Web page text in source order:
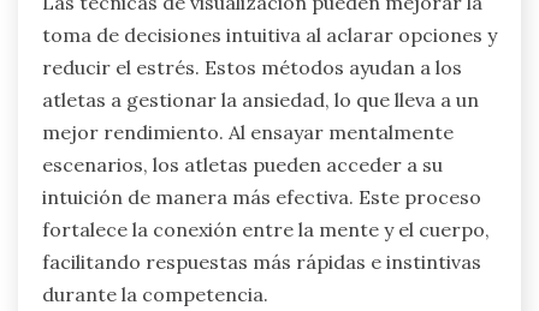
sus instintos. La visualización ayuda a crear
escenarios mentales que mejoran la toma de
decisiones bajo presión. El entrenamiento
sensorial, como participar en actividades que
agudizan la conciencia del cuerpo y el entorno,
también puede mejorar la capacidad de
respuesta en situaciones competitivas.
¿Cómo pueden las técnicas de